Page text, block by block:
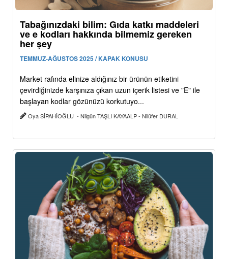
Tabağınızdaki bilim: Gıda katkı maddeleri
ve e kodları hakkında bilmemiz gereken
her şey
TEMMUZ-AĞUSTOS 2025 / KAPAK KONUSU
Market rafında elinize aldığınız bir ürünün etiketini
çevirdiğinizde karşınıza çıkan uzun içerik listesi ve "E" ile
başlayan kodlar gözünüzü korkutuyo...
Oya SİPAHİOĞLU - Nilgün TAŞLI KAYAALP - Nilüfer DURAL